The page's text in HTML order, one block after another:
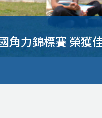
角力錦標賽 榮獲